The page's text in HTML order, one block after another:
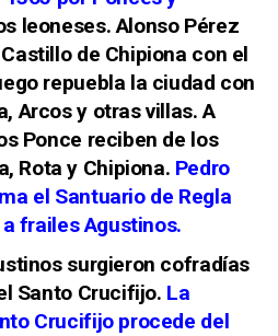
leoneses. Alonso Pérez
de Chipiona con el
repuebla la ciudad con
Arcos y otras villas. A
Ponce reciben de los
Rota y Chipiona. Pedro
el Santuario de Regla
frailes Agustinos.
surgieron cofradías
Santo Crucifijo. La
Crucifijo procede del